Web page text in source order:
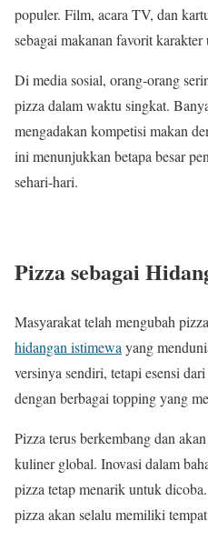
populer. Film, acara TV, dan
sebagai makanan favorit karakter
Di media sosial, orang-orang
pizza dalam waktu singkat.
mengadakan kompetisi makan
ini menunjukkan betapa besar
sehari-hari.
Pizza sebagai
Masyarakat telah mengubah
hidangan istimewa yang
versinya sendiri, tetapi esensi
dengan berbagai topping yang
Pizza terus berkembang dan
kuliner global. Inovasi dalam
pizza tetap menarik untuk
pizza akan selalu memiliki